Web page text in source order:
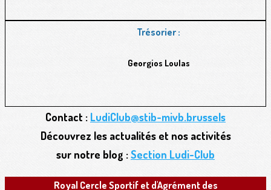
Trésorier :
Georgios Loulas
Contact : LudiClub@stib-mivb.brussels
Découvrez les actualités et nos activités
sur notre blog :Section Ludi-Club
Royal Cercle Sportif et d'Agrément des